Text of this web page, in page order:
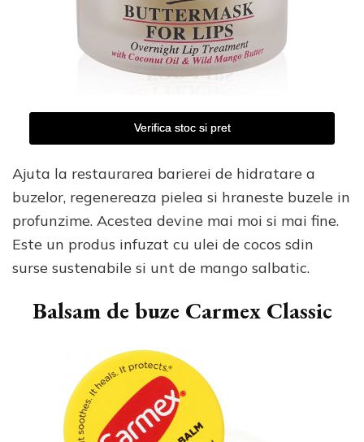
Verifica stoc si pret
Ajuta la restaurarea barierei de hidratare a
buzelor, regenereaza pielea si hraneste buzele in
profunzime. Acestea devine mai moi si mai fine.
Este un produs infuzat cu ulei de cocos sdin
surse sustenabile si unt de mango salbatic.
Balsam de buze Carmex Classic